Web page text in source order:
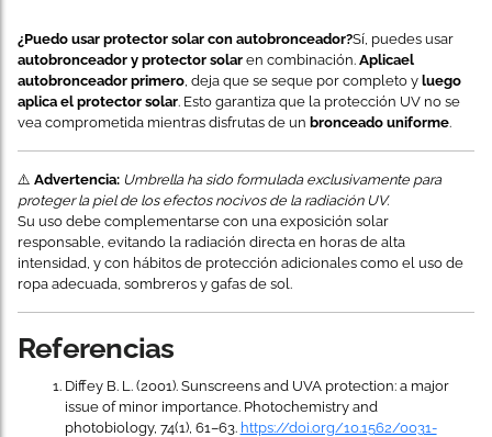
¿Puedo usar protector solar con autobronceador?Sí, puedes usar
autobronceador y protector solar en combinación. Aplicael
autobronceador primero , deja que se seque por completo y luego
aplica el protector solar. Esto garantiza que la protección UV no se
vea comprometida mientras disfrutas de un bronceado uniforme.
⚠️ Advertencia: Umbrella ha sido formulada exclusivamente para
proteger la piel de los efectos nocivos de la radiación UV.
Su uso debe complementarse con una exposición solar
responsable, evitando la radiación directa en horas de alta
intensidad, y con hábitos de protección adicionales como el uso de
ropa adecuada, sombreros y gafas de sol.
Referencias
Diffey B. L. (2001). Sunscreens and UVA protection: a major
issue of minor importance. Photochemistry and
photobiology, 74(1), 61–63. https://doi.org/10.1562/0031-